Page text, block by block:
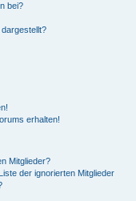
bei?
erhalten!
Mitglieder?
der ignorierten Mitglieder